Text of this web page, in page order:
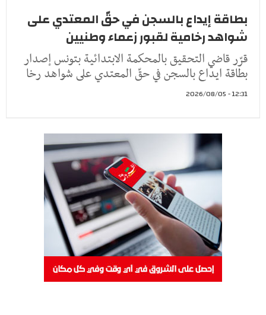
بطاقة إيداع بالسجن في حقّ المعتدي على
شواهد رخامية لقبور زعماء وطنيين
قرّر قاضي التحقيق بالمحكمة الابتدائية بتونس إصدار
بطاقة ايداع بالسجن في حقّ المعتدي على شواهد رخا
12:31 - 2026/08/05